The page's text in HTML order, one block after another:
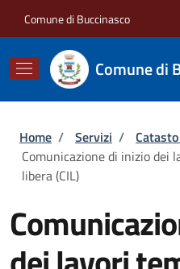
Comune di Buccinasco
Comune di
Briciole di
Home / Servizi /
Comunicazione di inizio dei
libera (CIL)